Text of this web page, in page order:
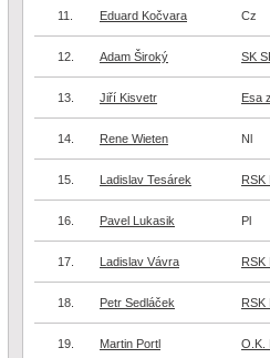
11. Eduard Kočvara Cz
12. Adam Široký SK
13. Jiří Kisvetr Esa
14. Rene Wieten Nl
15. Ladislav Tesárek RSK
16. Pavel Lukasik Pl
17. Ladislav Vávra RSK
18. Petr Sedláček RSK
19. Martin Portl O.K.